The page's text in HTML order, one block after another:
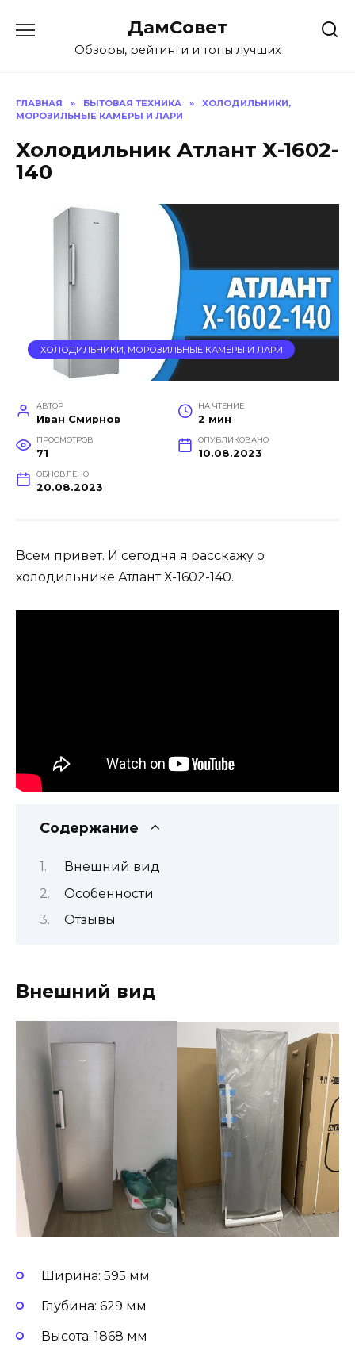
содержанию
ДамСовет
Обзоры, рейтинги и топы лучших
ГЛАВНАЯ » БЫТОВАЯ ТЕХНИКА »
ХОЛОДИЛЬНИКИ,
МОРОЗИЛЬНЫЕ КАМЕРЫ И ЛАРИ
Холодильник Атлант Х-1602-
140
ХОЛОДИЛЬНИКИ, МОРОЗИЛЬНЫЕ КАМЕРЫ И ЛАРИ
АВТОР
Иван Смирнов
НА ЧТЕНИЕ
2 мин
ПРОСМОТРОВ
71
ОПУБЛИКОВАНО
10.08.2023
ОБНОВЛЕНО
20.08.2023
Всем привет. И сегодня я расскажу о
холодильнике Атлант Х-1602-140.
Содержание
Внешний вид
Особенности
Отзывы
Внешний вид
Ширина: 595 мм
Глубина: 629 мм
Высота: 1868 мм